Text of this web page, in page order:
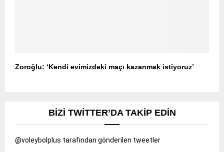
Zoroğlu: ‘Kendi evimizdeki maçı kazanmak istiyoruz’
BIZI TWITTER’DA TAKIP EDIN
@voleybolplus tarafından gönderilen tweetler